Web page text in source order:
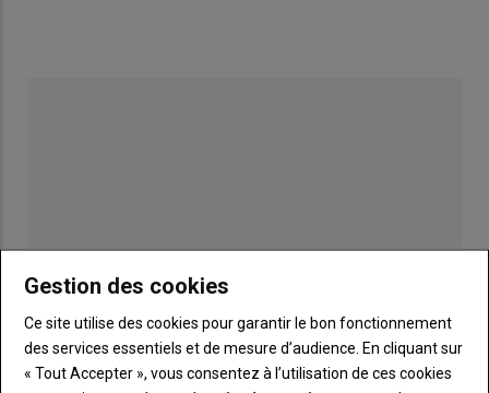
Publicité
Gestion des cookies
Ce site utilise des cookies pour garantir le bon fonctionnement
des services essentiels et de mesure d’audience. En cliquant sur
« Tout Accepter », vous consentez à l’utilisation de ces cookies